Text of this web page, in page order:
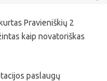
Pravieniškių 2
kaip novatoriškas
paslaugų